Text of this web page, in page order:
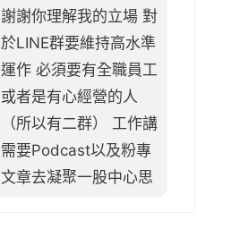
謝謝你理解我的立場 對
於LINE群要維持高水準
運作 必須要有全職員工
或者是有心經營的人
（所以有二群） 工作講
需要Podcast以及粉專
文章去凝聚一股中心思